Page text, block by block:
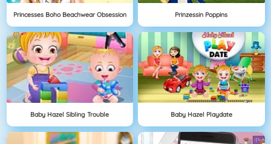
Princesses Boho Beachwear Obsession Prinzessin Poppins
Baby Hazel Sibling Trouble Baby Hazel Playdate